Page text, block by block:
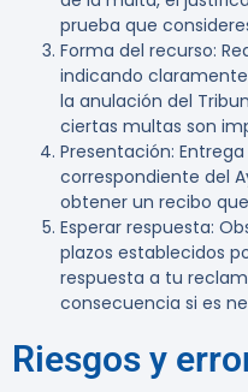
prueba que
Forma del recurso:
indicando
la anulación del
ciertas multas son
Presentación:
correspondiente del
obtener un recibo
Esperar respuesta:
plazos establecidos
respuesta a tu
consecuencia si es
Riesgos y